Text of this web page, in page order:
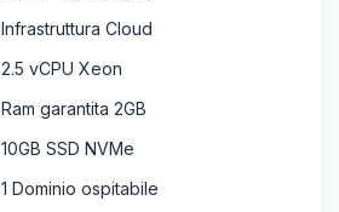
Infrastruttura Cloud
2.5 vCPU Xeon
Ram garantita 2GB
10GB SSD NVMe
1 Dominio ospitabile